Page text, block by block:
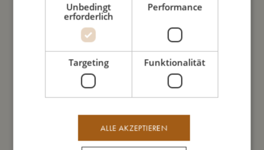
Meine Daten
Das könnte dir auch gefallen
Unbedingt
erforderlich
Performance
Targeting Funktionalität
ALLE AKZEPTIEREN